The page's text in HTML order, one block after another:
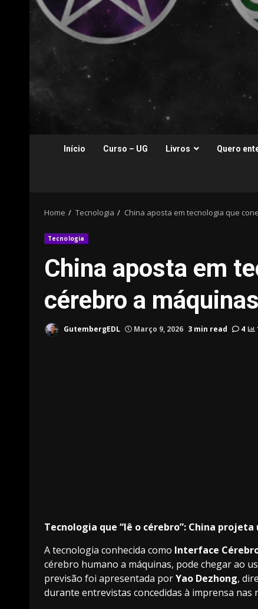
Início Curso – UG Livros Quero
Home Tecnologia China aposta em tecnologia que
Tecnologia
China aposta em
cérebro a máquinas
GutembergEDL Março 9, 2026 3 min read 4
Tecnologia que “lê o cérebro”: China
A tecnologia conhecida como Interface
cérebro humano a máquinas, pode chegar ao
previsão foi apresentada porYao Dezhong,
durante entrevistas concedidas à imprensa